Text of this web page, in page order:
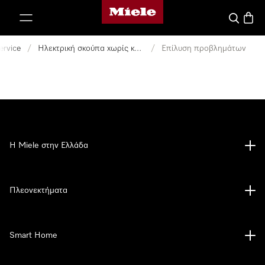
Αρχική σελίδα της Miele
/ Ηλεκτρική σκούπα χωρίς καλώδιο / Επίλυση προβλημάτων
Η Miele στην Ελλάδα
Πλεονεκτήματα
Smart Home